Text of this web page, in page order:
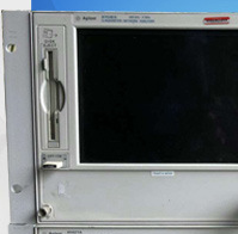
频谱分析仪
综合测试仪
网络分析仪
电桥测试仪